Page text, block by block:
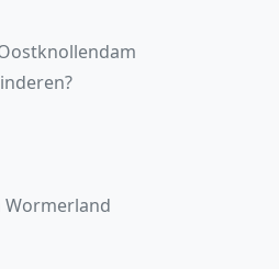
Wormerland